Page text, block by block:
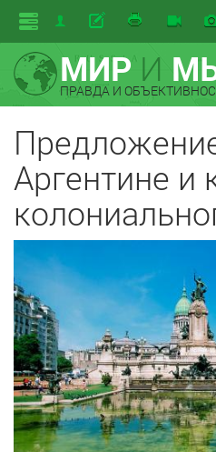
МИРИ
ПРАВДА И
Аргентине и